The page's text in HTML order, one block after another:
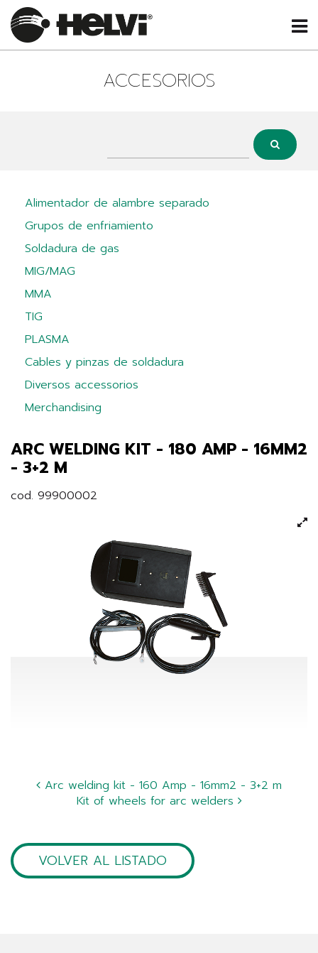
ACCESORIOS
Alimentador de alambre separado
Grupos de enfriamiento
Soldadura de gas
MIG/MAG
MMA
TIG
PLASMA
Cables y pinzas de soldadura
Diversos accessorios
Merchandising
ARC WELDING KIT - 180 AMP - 16MM2
- 3+2 M
cod. 99900002
Arc welding kit - 160 Amp - 16mm2 - 3+2 m
Kit of wheels for arc welders
VOLVER AL LISTADO